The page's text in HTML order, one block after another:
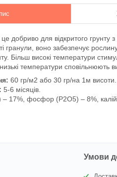
добриво для відкритого грунту з
гранули, воно забезпечує
Більш високі температури
температури сповільнюють
60 гр/м2 або 30 гр/на 1м висоти.
5-6
– 17%, фосфор (P2О5) – 8%,
Умови